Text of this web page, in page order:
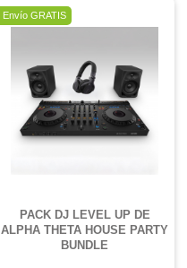
Cuenta con
bandas,faders largos de
personalizables y
conectividad moderna con
USB‑C y SonicLink
. Diseñada
para ofrecer una experiencia
de mezcla fluida y expresiva,
esta unidad es perfecta tanto
DJM‑V5 se posicione como
una herramienta esencial para
DJs exigentes.
PACK DJ LEVEL UP DE
ALPHA THETA HOUSE PARTY
BUNDLE
Oferta
Envío GRATIS